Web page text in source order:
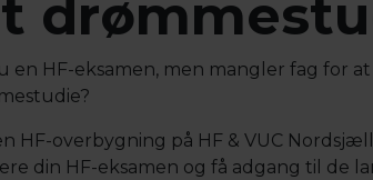
en HF-eksamen, men mangler fag for
HF-overbygning på HF & VUC
din HF-eksamen og få adgang til de